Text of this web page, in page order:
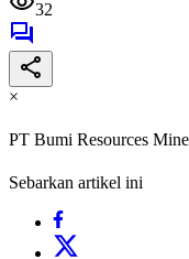
32
×
PT Bumi Resources
Sebarkan artikel ini